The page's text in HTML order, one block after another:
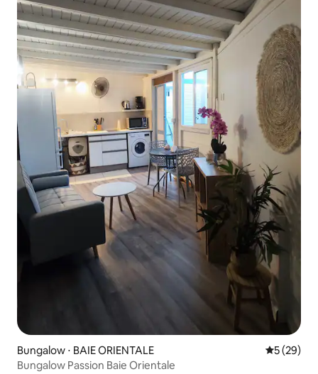
Bungalow ⋅ BAIE ORIENTALE
5 (29)
Bungalow Passion Baie Orientale